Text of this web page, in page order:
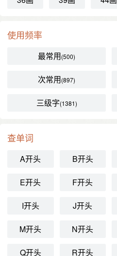
使用频率
最常用(500)
次常用(897)
三级字(1381)
查单词
A开头 B开头
E开头 F开头
I开头 J开头
M开头 N开头
Q开头 R开头